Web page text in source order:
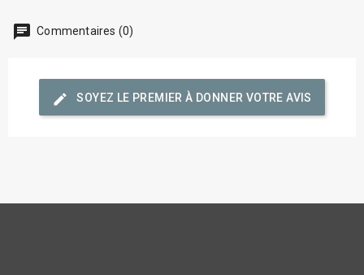
chat Commentaires (0)
edit SOYEZ LE PREMIER À DONNER VOTRE AVIS